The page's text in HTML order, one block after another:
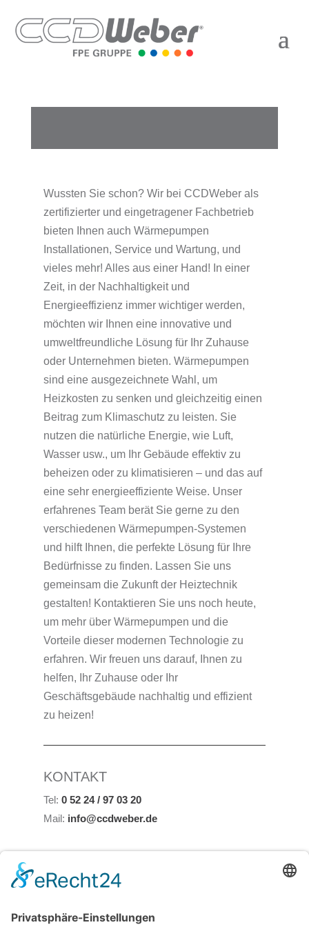
Wussten Sie schon? Wir bei CCDWeber als
zertifizierter und eingetragener Fachbetrieb
bieten Ihnen auch Wärmepumpen
Installationen, Service und Wartung, und
vieles mehr! Alles aus einer Hand! In einer
Zeit, in der Nachhaltigkeit und
Energieeffizienz immer wichtiger werden,
möchten wir Ihnen eine innovative und
umweltfreundliche Lösung für Ihr Zuhause
oder Unternehmen bieten. Wärmepumpen
sind eine ausgezeichnete Wahl, um
Heizkosten zu senken und gleichzeitig einen
Beitrag zum Klimaschutz zu leisten. Sie
nutzen die natürliche Energie, wie Luft,
Wasser usw., um Ihr Gebäude effektiv zu
beheizen oder zu klimatisieren – und das auf
eine sehr energieeffiziente Weise. Unser
erfahrenes Team berät Sie gerne zu den
verschiedenen Wärmepumpen-Systemen
und hilft Ihnen, die perfekte Lösung für Ihre
Bedürfnisse zu finden. Lassen Sie uns
gemeinsam die Zukunft der Heiztechnik
gestalten! Kontaktieren Sie uns noch heute,
um mehr über Wärmepumpen und die
Vorteile dieser modernen Technologie zu
erfahren. Wir freuen uns darauf, Ihnen zu
helfen, Ihr Zuhause oder Ihr
Geschäftsgebäude nachhaltig und effizient
zu heizen!
KONTAKT
Tel: 0 52 24 / 97 03 20
Mail: info@ccdweber.de